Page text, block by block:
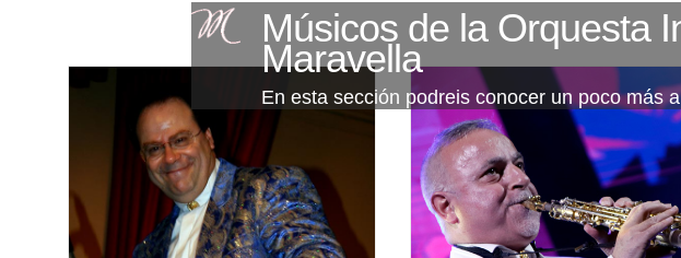
Músicos de la Orquesta
Maravella
En esta sección podreis conocer un poco más